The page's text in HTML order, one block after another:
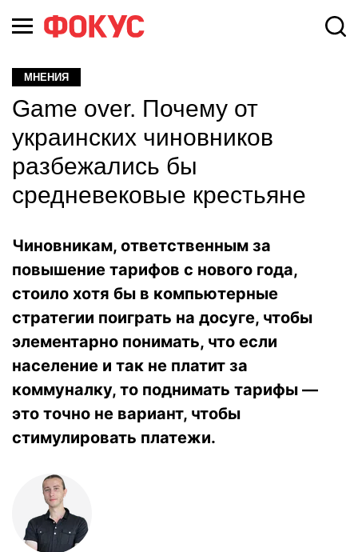
МНЕНИЯ
Game over. Почему от
украинских чиновников
разбежались бы
средневековые крестьяне
Чиновникам, ответственным за
повышение тарифов с нового года,
стоило хотя бы в компьютерные
стратегии поиграть на досуге, чтобы
элементарно понимать, что если
население и так не платит за
коммуналку, то поднимать тарифы —
это точно не вариант, чтобы
стимулировать платежи.